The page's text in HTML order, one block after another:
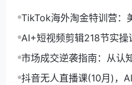
TikTok海外淘金特训营：
+剪映数字人，月入1.5万
AI+短视频剪辑218节实
生成+账号运营，月入2万
市场成交逆袭指南：从认
市场开拓与成交核心能力
抖音无人直播课(10月)，